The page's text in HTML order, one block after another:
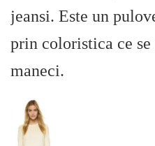
jeansi. Este un
prin coloristica ce se
maneci.